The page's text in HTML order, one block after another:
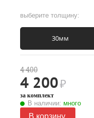
выберите толщину:
30мм
4 400
4 200₽
за комплект
В наличии: много